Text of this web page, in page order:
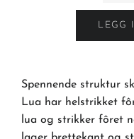
LEGG
Spennende struktur
Lua har helstrikket
lua og strikker fôret